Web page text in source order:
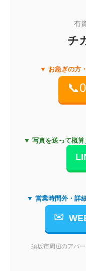
有
チ
▼ お急ぎの方
▼ 写真を送って概算
▼ 営業時間外・詳
✉
須坂市周辺のアパ